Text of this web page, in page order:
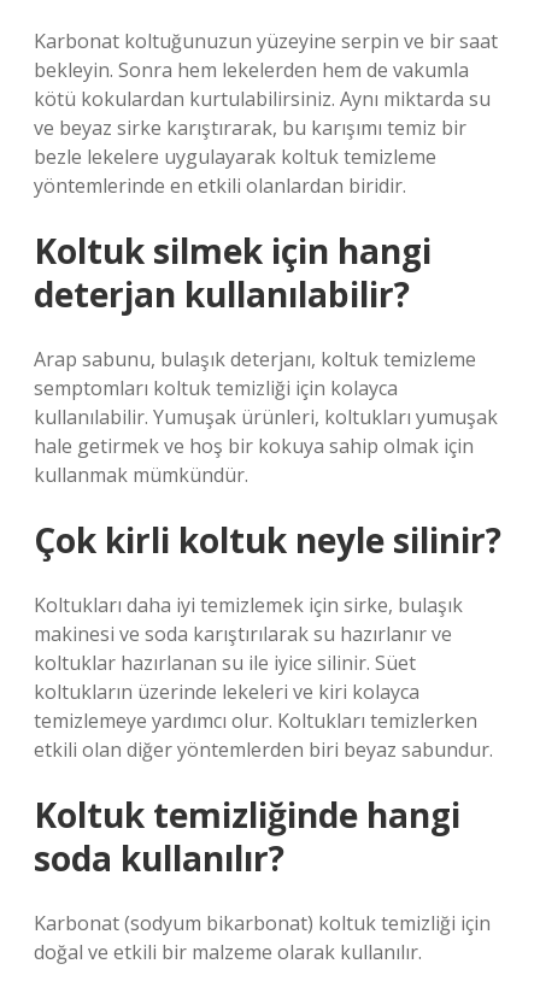
Karbonat koltuğunuzun yüzeyine serpin ve bir saat
bekleyin. Sonra hem lekelerden hem de vakumla
kötü kokulardan kurtulabilirsiniz. Aynı miktarda su
ve beyaz sirke karıştırarak, bu karışımı temiz bir
bezle lekelere uygulayarak koltuk temizleme
yöntemlerinde en etkili olanlardan biridir.
Koltuk silmek için hangi
deterjan kullanılabilir?
Arap sabunu, bulaşık deterjanı, koltuk temizleme
semptomları koltuk temizliği için kolayca
kullanılabilir. Yumuşak ürünleri, koltukları yumuşak
hale getirmek ve hoş bir kokuya sahip olmak için
kullanmak mümkündür.
Çok kirli koltuk neyle silinir?
Koltukları daha iyi temizlemek için sirke, bulaşık
makinesi ve soda karıştırılarak su hazırlanır ve
koltuklar hazırlanan su ile iyice silinir. Süet
koltukların üzerinde lekeleri ve kiri kolayca
temizlemeye yardımcı olur. Koltukları temizlerken
etkili olan diğer yöntemlerden biri beyaz sabundur.
Koltuk temizliğinde hangi
soda kullanılır?
Karbonat (sodyum bikarbonat) koltuk temizliği için
doğal ve etkili bir malzeme olarak kullanılır.